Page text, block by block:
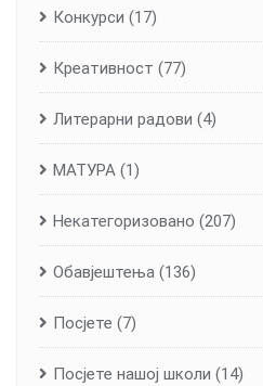
Конкурси (17)
Креативност (77)
Литерарни радови (4)
МАТУРА (1)
Некатегоризовано (207)
Обавјештења (136)
Посјете (7)
Посјете нашој школи (14)